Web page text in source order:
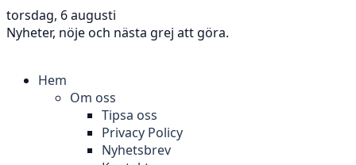
torsdag, 6 augusti
Nyheter, nöje och nästa grej att göra.
Hem
Om oss
Tipsa oss
Privacy Policy
Nyhetsbrev